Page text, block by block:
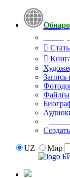
Запись
UZ
Мир